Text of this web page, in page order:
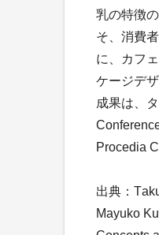
乳の特徴
そ、消費
に、カフ
ケージデ
成果は、
Procedia
出典：
Mayuko